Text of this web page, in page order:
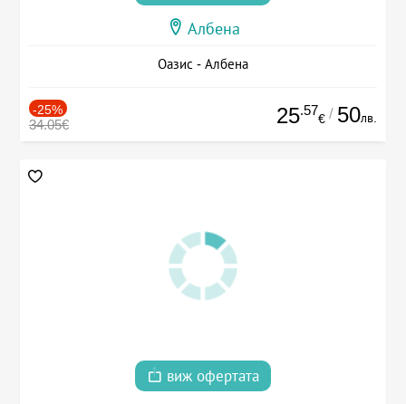
Албена
Оазис - Албена
-25%
34.05€ 25.57
€ / 50лв.
виж офертата